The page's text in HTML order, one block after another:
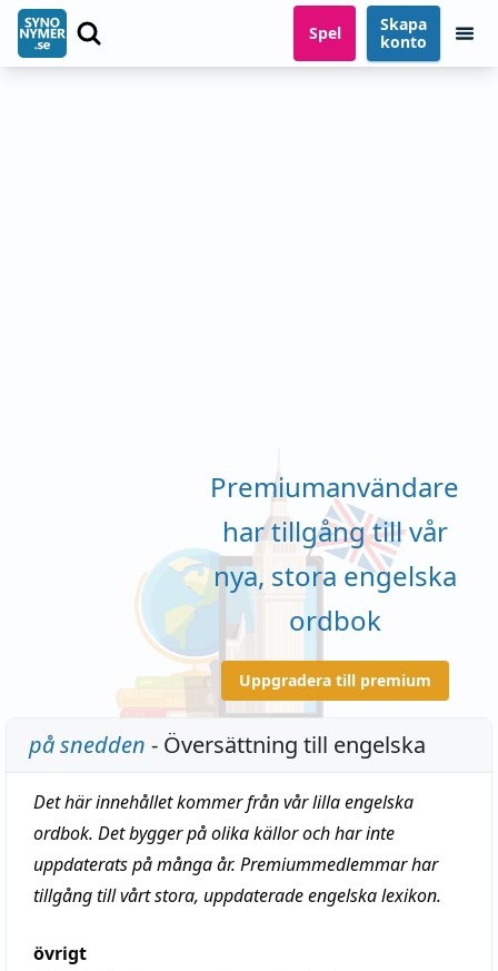
Spel
Skapa
konto
Premiumanvändare
har tillgång till vår
nya, stora engelska
ordbok
Uppgradera till premium
på snedden - Översättning till engelska
Det här innehållet kommer från vår lilla engelska
ordbok. Det bygger på olika källor och har inte
uppdaterats på många år. Premiummedlemmar har
tillgång till vårt stora, uppdaterade engelska lexikon.
övrigt